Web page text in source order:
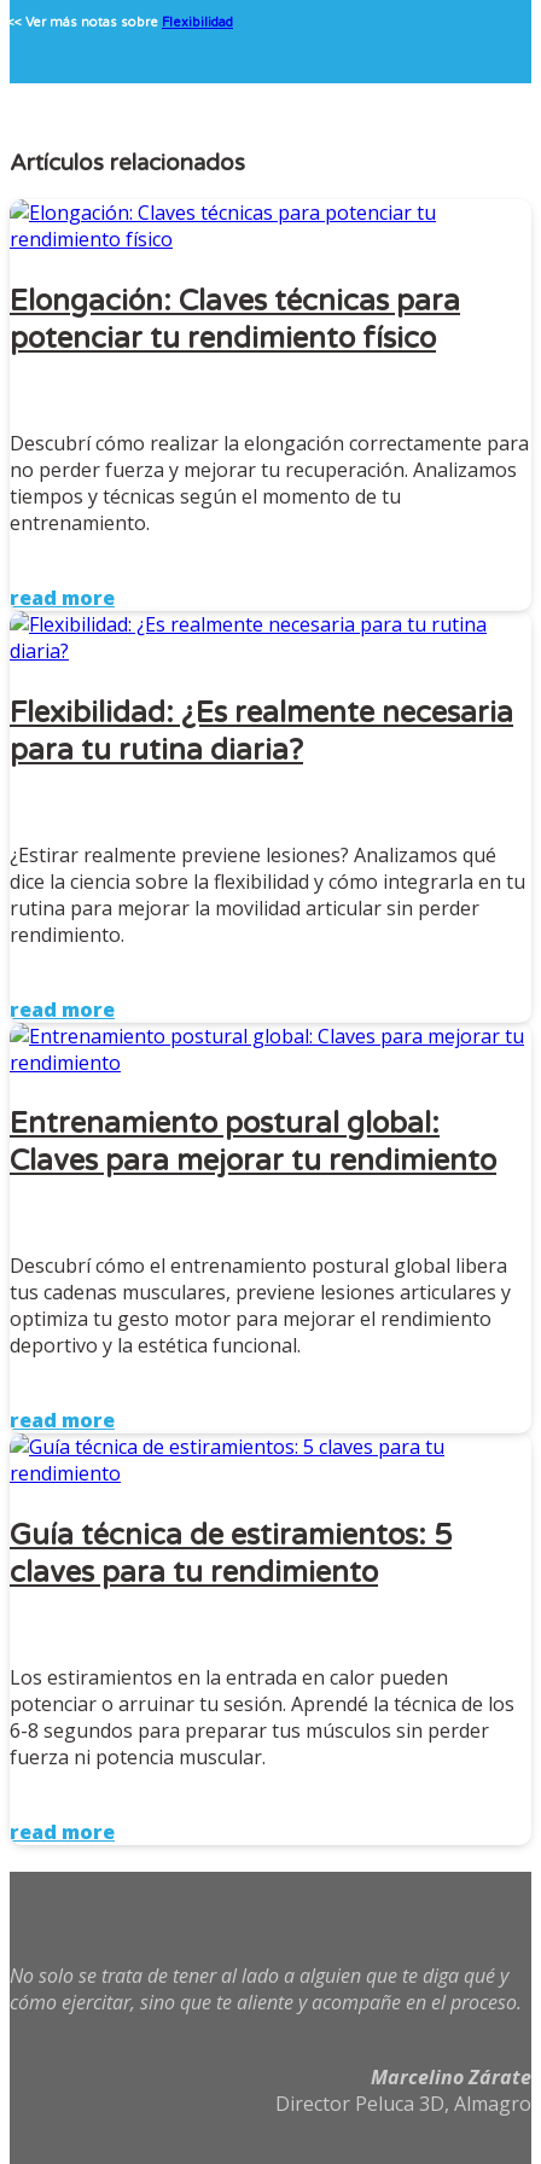
<< Ver más notas sobre Flexibilidad
Artículos relacionados
Elongación: Claves técnicas para
potenciar tu rendimiento físico
Descubrí cómo realizar la elongación correctamente para
no perder fuerza y mejorar tu recuperación. Analizamos
tiempos y técnicas según el momento de tu
entrenamiento.
read more
Flexibilidad: ¿Es realmente necesaria
para tu rutina diaria?
¿Estirar realmente previene lesiones? Analizamos qué
dice la ciencia sobre la flexibilidad y cómo integrarla en tu
rutina para mejorar la movilidad articular sin perder
rendimiento.
read more
Entrenamiento postural global:
Claves para mejorar tu rendimiento
Descubrí cómo el entrenamiento postural global libera
tus cadenas musculares, previene lesiones articulares y
optimiza tu gesto motor para mejorar el rendimiento
deportivo y la estética funcional.
read more
Guía técnica de estiramientos: 5
claves para tu rendimiento
Los estiramientos en la entrada en calor pueden
potenciar o arruinar tu sesión. Aprendé la técnica de los
6-8 segundos para preparar tus músculos sin perder
fuerza ni potencia muscular.
read more
No solo se trata de tener al lado a alguien que te diga qué y
cómo ejercitar, sino que te aliente y acompañe en el proceso.
Marcelino Zárate
Director Peluca 3D, Almagro